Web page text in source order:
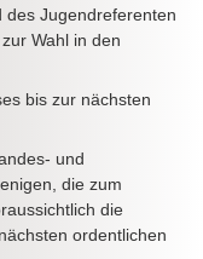
des Jugendreferenten
Wahl in den
bis zur nächsten
und
die zum
die
ordentlichen